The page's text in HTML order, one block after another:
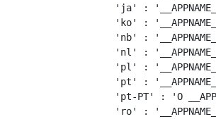
'ja' :
'ko' :
'nb' :
'nl' :
'pl' :
'pt' :
'pt-PT' : 'O
'ro' :